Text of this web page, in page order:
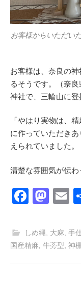
お客様からいただい
お客様は、奈良の
るそうです。（奈
神社で、三輪山に登
「やはり実物は、
に作っていただき
えられていました。
清楚な雰囲気が伝わ
F
c
e
M
st
o
E
しめ縄, 大麻, 手
国産精麻 牛蒡型 神